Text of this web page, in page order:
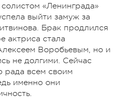
«Ленинграда»
выйти замуж за
Брак продлился
актриса стала
Воробьевым, но и
не долгими. Сейчас
рада всем своим
именно они